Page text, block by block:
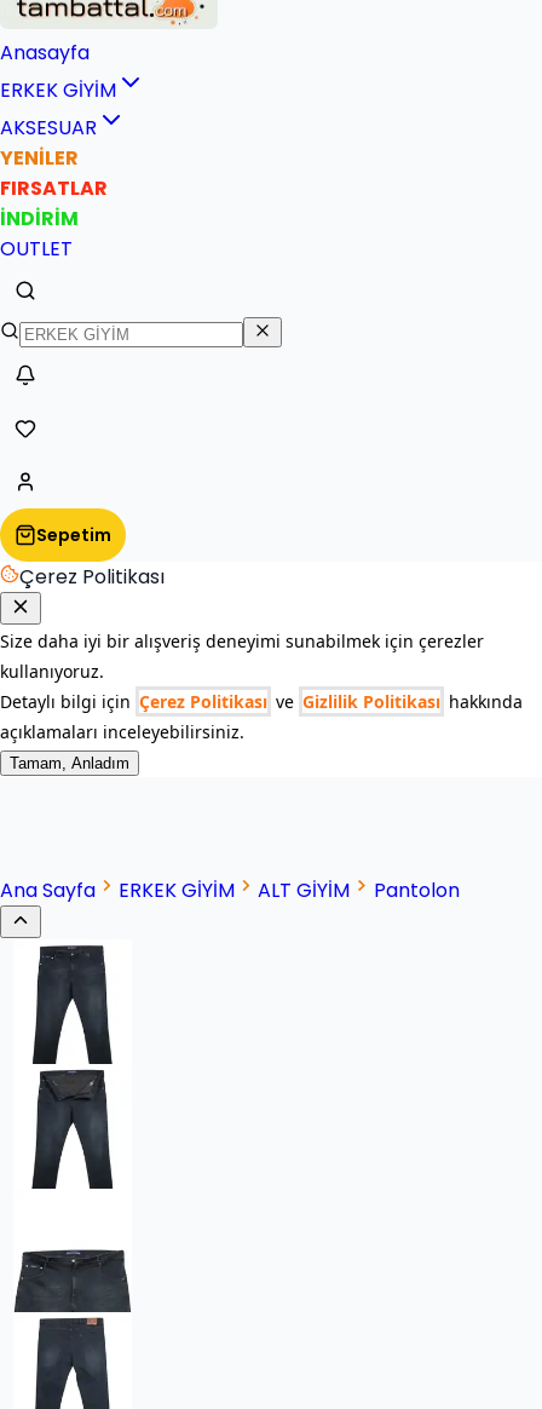
Anasayfa
ERKEK GİYİM
AKSESUAR
YENİLER
FIRSATLAR
İNDİRİM
OUTLET
Sepetim
Çerez Politikası
Size daha iyi bir alışveriş deneyimi sunabilmek için çerezler
kullanıyoruz.
Detaylı bilgi için Çerez Politikası ve Gizlilik Politikası hakkında
açıklamaları inceleyebilirsiniz.
Tamam, Anladım
Ana Sayfa ERKEK GİYİM ALT GİYİM Pantolon